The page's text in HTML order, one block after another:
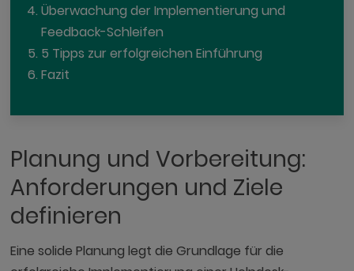
Überwachung der Implementierung und
Feedback-Schleifen
5 Tipps zur erfolgreichen Einführung
Fazit
Planung und Vorbereitung:
Anforderungen und Ziele
definieren
Eine solide Planung legt die Grundlage für die